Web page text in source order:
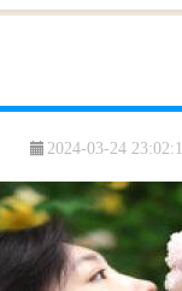
2024-03-24